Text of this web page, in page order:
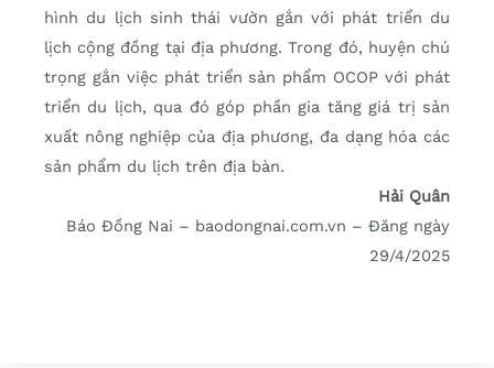
hình du lịch sinh thái vườn gắn với phát triển du
lịch cộng đồng tại địa phương. Trong đó, huyện chú
trọng gắn việc phát triển sản phẩm OCOP với phát
triển du lịch, qua đó góp phần gia tăng giá trị sản
xuất nông nghiệp của địa phương, đa dạng hóa các
sản phẩm du lịch trên địa bàn.
Hải Quân
Báo Đồng Nai – baodongnai.com.vn – Đăng ngày
29/4/2025